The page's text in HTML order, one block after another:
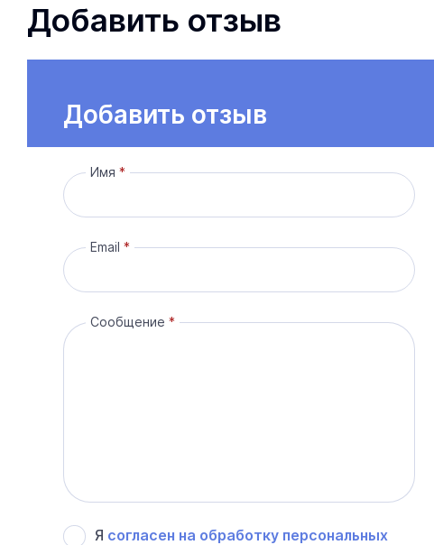
Добавить отзыв
Добавить отзыв
Имя
Email
Сообщение
Я согласен на обработку персональных